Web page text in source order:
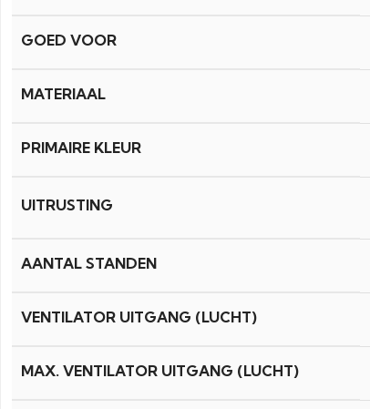
GOED VOOR
MATERIAAL
PRIMAIRE KLEUR
UITRUSTING
AANTAL STANDEN
VENTILATOR UITGANG (LUCHT)
MAX. VENTILATOR UITGANG (LUCHT)